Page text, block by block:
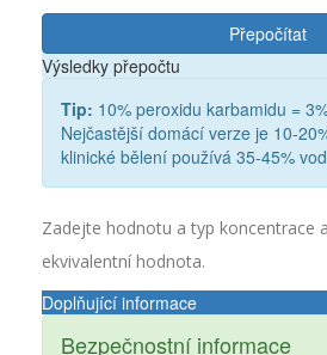
Přepočítat
Výsledky přepočtu
Tip: 10% peroxidu karbamidu =
Nejčastější domácí verze je 10-
klinické bělení používá 35-45%
Zadejte hodnotu a typ koncentrace
ekvivalentní hodnota.
Doplňující informace
Bezpečnostní informace